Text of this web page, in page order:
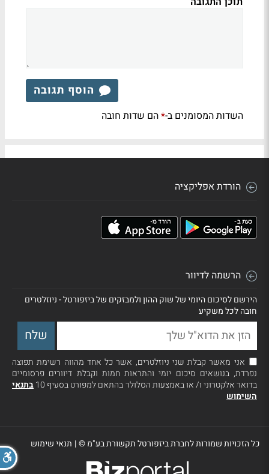
הוסף תגובה
השדות המסומנים ב-*הם שדות חובה
הורדת אפליקציה
הרשמה לדיוור
הירשם לסיכום היומי של שוק ההון ולמבזקים של ביזפורטל - ניוזלטרים
חובה לכל משקיע
אני מאשר קבלת שני ניוזלטרים, אשר כל אחד מהווה רשימת תפוצה
נפרדת, בנושאים סיכום יומי והתראות חמות וקבלת דיוורים פרסומיים
בדואר אלקטרוני ו/ או באמצעות הסלולר בהתאם למפורט בסעיף 10
בתנאי
השימוש
כל הזכויות שמורות לחברת ביזפורטל תקשורת בע"מ ©| תנאי שימוש